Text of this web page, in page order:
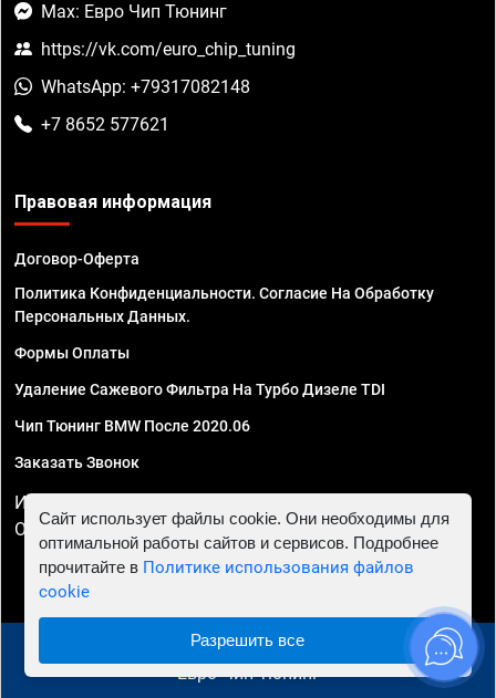
Max: Евро Чип Тюнинг
https://vk.com/euro_chip_tuning
WhatsApp: +79317082148
+7 8652 577621
Правовая информация
Договор-Оферта
Политика Конфиденциальности. Согласие На Обработку
Персональных Данных.
Формы Оплаты
Удаление Сажевого Фильтра На Турбо Дизеле TDI
Чип Тюнинг BMW После 2020.06
Заказать Звонок
ИП Смирнов Георгий Павлович. ИНН 781302555843,
ОГРНИП 324470400032610
© 2010 - 2026 Чип тюнинг в Ставрополе - Автосервис
"Евро Чип Тюнинг"
Сайт использует файлы cookie. Они необходимы для
оптимальной работы сайтов и сервисов. Подробнее
прочитайте в Политике использования файлов
cookie
Разрешить все